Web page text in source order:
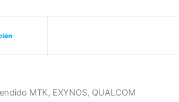
MTK, EXYNOS, QUALCOM